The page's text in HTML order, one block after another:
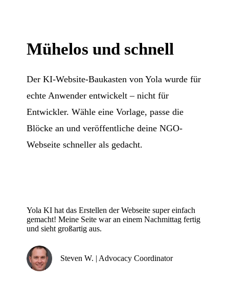
Mühelos und schnell
Der KI-Website-Baukasten von Yola wurde für
echte Anwender entwickelt – nicht für
Entwickler. Wähle eine Vorlage, passe die
Blöcke an und veröffentliche deine NGO-
Webseite schneller als gedacht.
Yola KI hat das Erstellen der Webseite super einfach
gemacht! Meine Seite war an einem Nachmittag fertig
und sieht großartig aus.
Steven W. | Advocacy Coordinator